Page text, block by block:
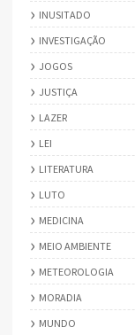
INUSITADO
INVESTIGAÇÃO
JOGOS
JUSTIÇA
LAZER
LEI
LITERATURA
LUTO
MEDICINA
MEIO AMBIENTE
METEOROLOGIA
MORADIA
MUNDO